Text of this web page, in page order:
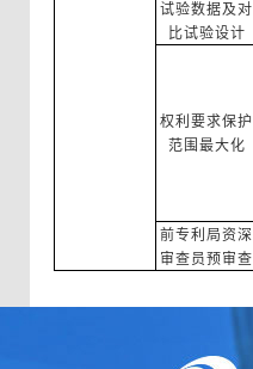
试验数据及对
比试验设计
权利要求保护
范围最大化
前专利局资深
审查员预审查